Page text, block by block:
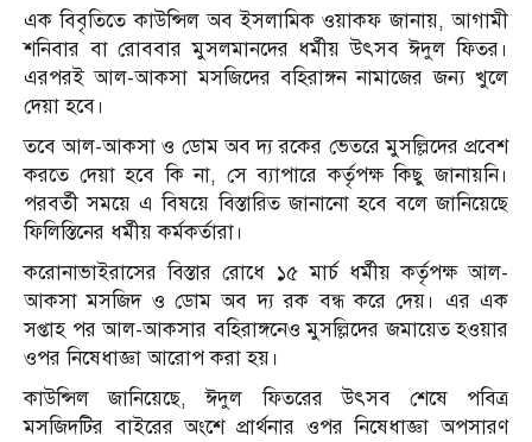
এক বিবৃতিতে কাউন্সিল অব ইসলামিক ওয়াকফ জানায়, আগামী
শনিবার বা রোববার মুসলমানদের ধর্মীয় উৎসব ঈদুল ফিতর।
এরপরই আল-আকসা মসজিদের বহিরাঙ্গন নামাজের জন্য খুলে
দেয়া হবে।
তবে আল-আকসা ও ডোম অব দ্য রকের ভেতরে মুসল্লিদের প্রবেশ
করতে দেয়া হবে কি না, সে ব্যাপারে কর্তৃপক্ষ কিছু জানায়নি।
পরবর্তী সময়ে এ বিষয়ে বিস্তারিত জানানো হবে বলে জানিয়েছে
ফিলিস্তিনের ধর্মীয় কর্মকর্তারা।
করোনাভাইরাসের বিস্তার রোধে ১৫ মার্চ ধর্মীয় কর্তৃপক্ষ আল-
আকসা মসজিদ ও ডোম অব দ্য রক বন্ধ করে দেয়। এর এক
সপ্তাহ পর আল-আকসার বহিরাঙ্গনেও মুসল্লিদের জমায়েত হওয়ার
ওপর নিষেধাজ্ঞা আরোপ করা হয়।
কাউন্সিল জানিয়েছে, ঈদুল ফিতরের উৎসব শেষে পবিত্র
মসজিদটির বাইরের অংশে প্রার্থনার ওপর নিষেধাজ্ঞা অপসারণ